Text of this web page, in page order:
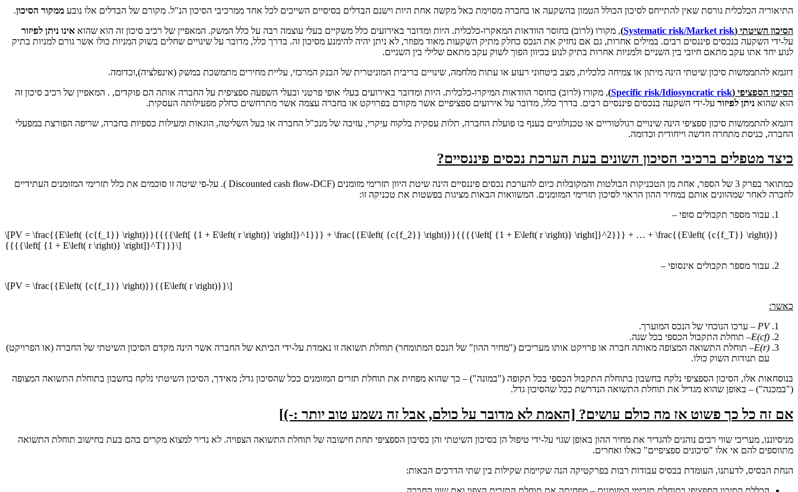
התיאוריה הכלכלית גורסת שאין להתייחס לסיכון הכולל הטמון בהשקעה או בחברה מסוימת כאל מקשה אחת היות וישנם הבדלים בסיסיים השייכים לכל אחד ממרכיבי הסיכון הנ"ל. מקורם של הבדלים אלו נובע ממקור הסיכון.
הסיכון השיטתי (Systematic risk/Market risk
), מקורו (לרוב) בחוסר הוודאות המאקרו-כלכלית. היות ומדובר באירועים כלל משקיים בעלי עוצמה רבה על כלל המשק. המאפיין של רכיב סיכון זה הוא שהוא אינו ניתן לפיזור
על-ידי השקעה בנכסים פיננסים רבים. במילים אחרות, גם אם נחזיק את הנכס כחלק מתיק השקעות מאוד מפוזר, לא ניתן יהיה להימנע מסיכון זה. בדרך כלל, מדובר על שינויים שחלים בשוק המניות כולו אשר גורם למניות בתיק
לנוע יחד אתו עקב מתאם חיובי בין השניים ולמניות אחרות בתיק לנוע בכיוון הפוך לשוק עקב מתאם שלילי בין השניים.
דוגמא להתממשות סיכון שיטתי הינה מיתון או צמיחה כלכלית, מצב ביטחוני רעוע או עתות מלחמה, שינויים בריבית המוניטרית של הבנק המרכזי, עליית מחירים מתמשכת במשק (אינפלציה),וכדומה.
הסיכון הספציפי (Specific risk/Idiosyncratic risk
), מקורו (לרוב) בחוסר הוודאות המיקרו-כלכלית. היות ומדובר באירועים בעלי אופי פרטני ובעלי השפעה ספציפית על החברה אותה הם פוקדים, . המאפיין של רכיב סיכון זה
הוא שהוא ניתן לפיזור על-ידי השקעה בנכסים פיננסיים רבים. בדרך כלל, מדובר על אירועים ספציפיים אשר מקורם בפרויקט או בחברה עצמה אשר מתרחשים כחלק מפעילותה העסקית.
דוגמא להתממשות סיכון ספציפי הינה שינויים רגולטוריים או טכנולוגיים בענף בו פועלת החברה, תלות עסקית בלקוח עיקרי, עזיבה של מנכ"ל החברה או בעל השליטה, הונאות ומעילות כספיות בחברה, שריפה הפורצת במפעלי
החברה, כניסת מתחרה חדשה וייחודית וכדומה.
כיצד מטפלים ברכיבי הסיכון השונים בעת הערכת נכסים פיננסיים?
כמתואר בפרק 3 של הספר, אחת מן הטכניקות הבולטות והמקובלות כיום להערכת נכסים פיננסיים הינה שיטת היוון תזרימי מזומנים (Discounted cash flow-DCF ). על-פי שיטה זו סוכמים את כלל תזרימי המזומנים העתידיים
לחברה לאחר שמהוונים אותם במחיר ההון הראוי לסיכון תזרימי המזומנים. המשוואות הבאות מציגות בפשטות את טכניקה זו:
עבור מספר תקבולים סופי –
\[PV = \frac{{E\left( {c{f_1}} \right)}}{{{{\left[ {1 + E\left( r \right)} \right]}^1}}} + \frac{{E\left( {c{f_2}} \right)}}{{{{\left[ {1 + E\left( r \right)} \right]}^2}}} + … + \frac{{E\left( {c{f_T}} \right)}}
{{{{\left[ {1 + E\left( r \right)} \right]}^T}}}\]
עבור מספר תקבולים אינסופי –
\[PV = \frac{{E\left( {c{f_1}} \right)}}{{E\left( r \right)}}\]
כאשר:
PV – ערכו הנוכחי של הנכס המוערך.
E(cf)– תוחלת התקבול הכספי בכל שנה.
E(r)– תוחלת התשואה המצופה מאותה חברה או פרויקט אותו מעריכים ("מחיר ההון" של הנכס המתומחר) תוחלת תשואה זו נאמדת על-ידי הביתא של החברה אשר הינה מקדם הסיכון השיטתי של החברה (או הפרויקט)
עם תנודות השוק כולו.
בנוסחאות אלו, הסיכון הספציפי נלקח בחשבון בתוחלת התקבול הכספי בכל תקופה ("במונה") – כך שהוא מפחית את תוחלת תזרים המזומנים ככל שהסיכון גדל; מאידך, הסיכון השיטתי נלקח בחשבון בתוחלת התשואה המצופה
("במכנה") – באופן שהוא מגדיל את תוחלת התשואה הנדרשת ככל שהסיכון גדל.
אם זה כל כך פשוט אז מה כולם עושים? [האמת לא מדובר על כולם, אבל זה נשמע טוב יותר :-)
]
מניסיוננו, מעריכי שווי רבים נוהגים להגדיר את מחיר ההון באופן שגוי על-ידי טיפול הן בסיכון השיטתי והן בסיכון הספציפי תחת חישובה של תוחלת התשואה הצפויה. לא נדיר למצוא מקרים בהם בעת בחישוב תוחלת התשואה
מתווספים להם אי אלו "סיכונים ספציפיים" כאלו ואחרים.
הנחת הבסיס, לדעתנו, העומדת בבסיס עבודות רבות בפרקטיקה הנה שקיימת שקילות בין שתי הדרכים הבאות: